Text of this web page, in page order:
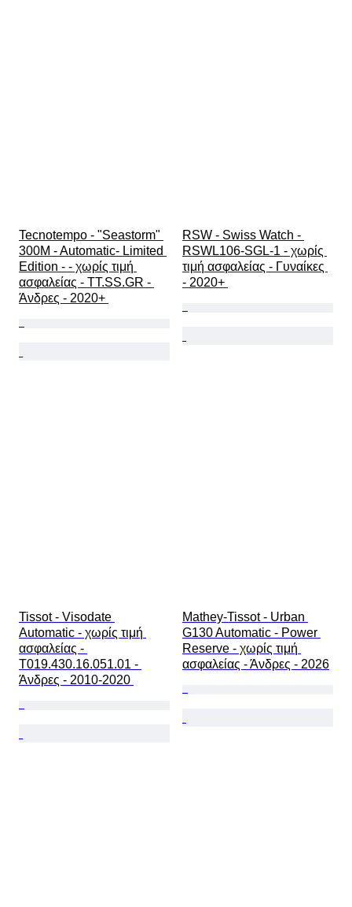
Tecnotempo - "Seastorm"
300M - Automatic- Limited
Edition - - χωρίς τιμή
ασφαλείας - TT.SS.GR -
Άνδρες - 2020+
RSW - Swiss Watch -
RSWL106-SGL-1 - χωρίς
τιμή ασφαλείας - Γυναίκες
- 2020+
Tissot - Visodate
Automatic - χωρίς τιμή
ασφαλείας -
T019.430.16.051.01 -
Άνδρες - 2010-2020
Mathey-Tissot - Urban
G130 Automatic - Power
Reserve - χωρίς τιμή
ασφαλείας - Άνδρες - 2026